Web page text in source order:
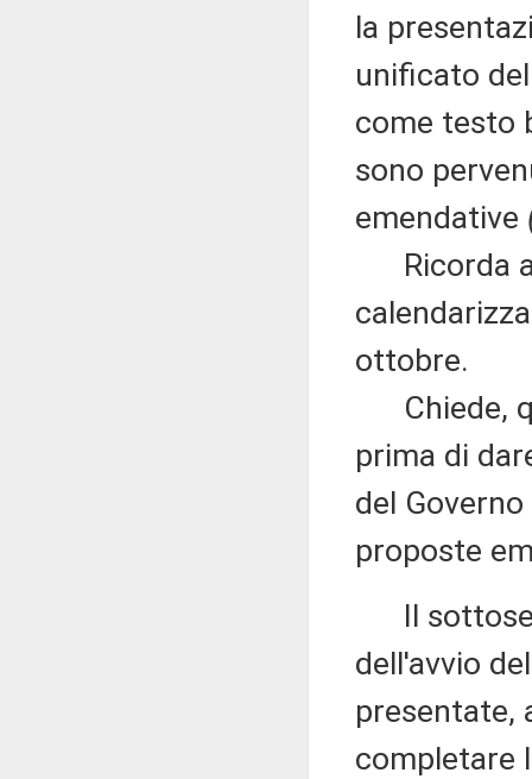
la
unificato
come testo
sono
emendative
Ricorda
ottobre.
Chiede,
prima di
del
proposte
Il
dell'avvio
presentate,
completare